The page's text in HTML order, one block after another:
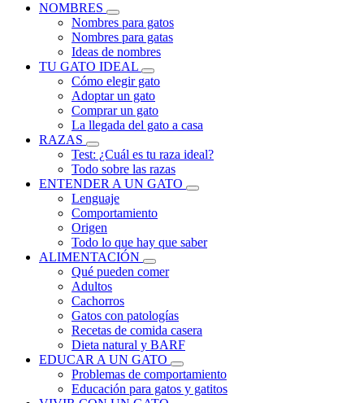
NOMBRES
Nombres para gatos
Nombres para gatas
Ideas de nombres
TU GATO IDEAL
Cómo elegir gato
Adoptar un gato
Comprar un gato
La llegada del gato a casa
RAZAS
Test: ¿Cuál es tu raza ideal?
Todo sobre las razas
ENTENDER A UN GATO
Lenguaje
Comportamiento
Origen
Todo lo que hay que saber
ALIMENTACIÓN
Qué pueden comer
Adultos
Cachorros
Gatos con patologías
Recetas de comida casera
Dieta natural y BARF
EDUCAR A UN GATO
Problemas de comportamiento
Educación para gatos y gatitos